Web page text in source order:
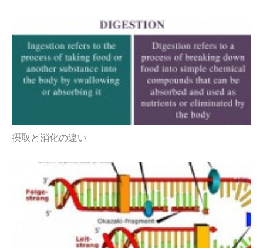
摂取と消化の違い